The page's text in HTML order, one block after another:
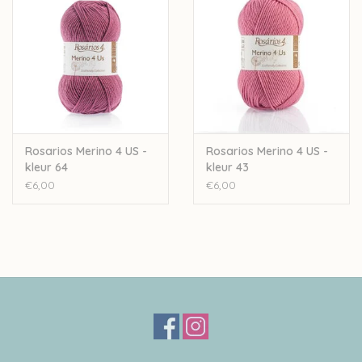
Rosarios Merino 4 US -
kleur 64
€6,00
Rosarios Merino 4 US -
kleur 43
€6,00